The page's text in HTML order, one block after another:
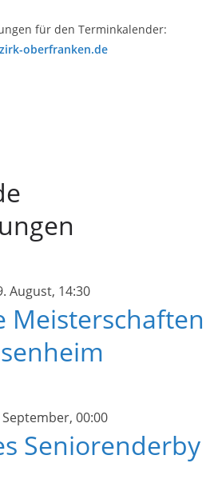
für den Terminkalender:
oberfranken.de
August, 14:30
Meisterschaften
September, 00:00
Seniorenderby